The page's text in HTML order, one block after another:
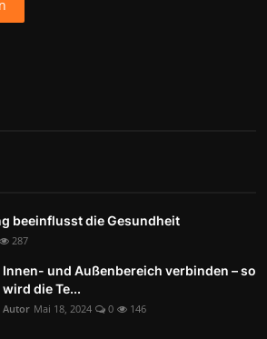
beeinflusst die Gesundheit
287
Innen- und Außenbereich verbinden – so
wird die Te...
Autor Mai 18, 2024 0 146